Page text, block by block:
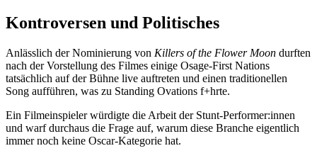
Kontroversen und Politisches
Anlässlich der Nominierung von Killers of the Flower Moon durften
nach der Vorstellung des Filmes einige Osage-First Nations
tatsächlich auf der Bühne live auftreten und einen traditionellen
Song aufführen, was zu Standing Ovations f+hrte.
Ein Filmeinspieler würdigte die Arbeit der Stunt-Performer:innen
und warf durchaus die Frage auf, warum diese Branche eigentlich
immer noch keine Oscar-Kategorie hat.